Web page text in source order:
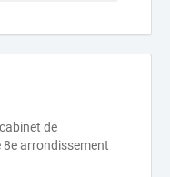
de
8e arrondissement